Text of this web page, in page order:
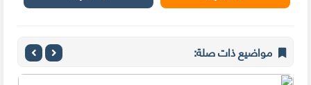
مواضيع ذات صلة: